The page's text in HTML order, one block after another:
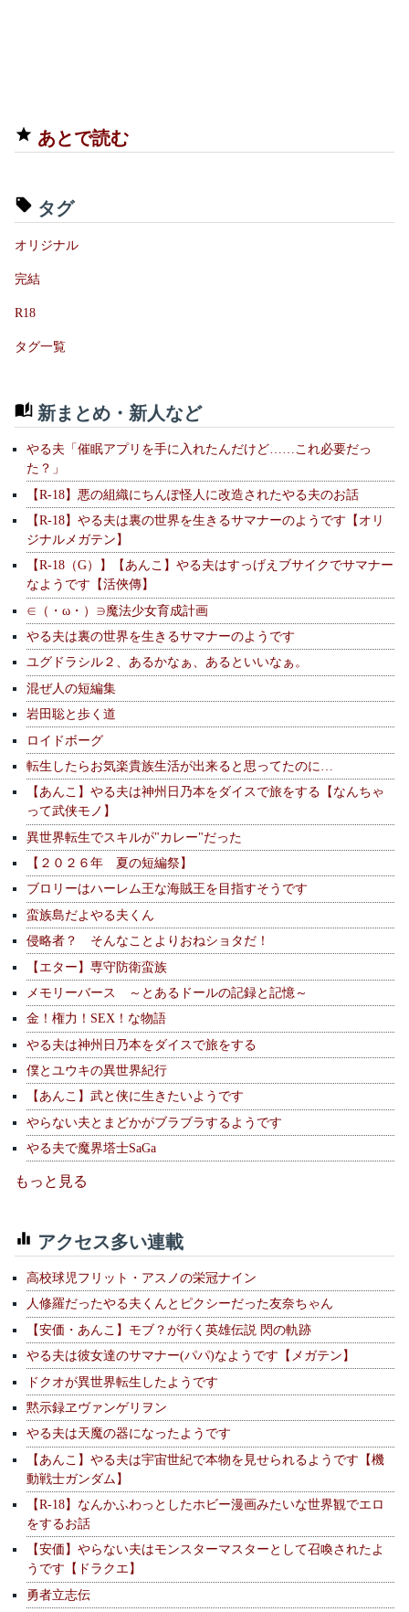
あとで読む
タグ
オリジナル
完結
R18
タグ一覧
新まとめ・新人など
やる夫「催眠アプリを手に入れたんだけど……これ必要だっ
た？」
【R-18】悪の組織にちんぽ怪人に改造されたやる夫のお話
【R-18】やる夫は裏の世界を生きるサマナーのようです【オリ
ジナルメガテン】
【R-18（G）】【あんこ】やる夫はすっげえブサイクでサマナー
なようです【活俠傳】
∈（・ω・）∋魔法少女育成計画
やる夫は裏の世界を生きるサマナーのようです
ユグドラシル２、あるかなぁ、あるといいなぁ。
混ぜ人の短編集
岩田聡と歩く道
ロイドボーグ
転生したらお気楽貴族生活が出来ると思ってたのに…
【あんこ】やる夫は神州日乃本をダイスで旅をする【なんちゃ
って武侠モノ】
異世界転生でスキルが"カレー"だった
【２０２６年 夏の短編祭】
ブロリーはハーレム王な海賊王を目指すそうです
蛮族島だよやる夫くん
侵略者？ そんなことよりおねショタだ！
【エター】専守防衛蛮族
メモリーバース ～とあるドールの記録と記憶～
金！権力！SEX！な物語
やる夫は神州日乃本をダイスで旅をする
僕とユウキの異世界紀行
【あんこ】武と侠に生きたいようです
やらない夫とまどかがブラブラするようです
やる夫で魔界塔士SaGa
もっと見る
アクセス多い連載
高校球児フリット・アスノの栄冠ナイン
人修羅だったやる夫くんとピクシーだった友奈ちゃん
【安価・あんこ】モブ？が行く英雄伝説 閃の軌跡
やる夫は彼女達のサマナー(パパ)なようです【メガテン】
ドクオが異世界転生したようです
黙示録ヱヴァンゲリヲン
やる夫は天魔の器になったようです
【あんこ】やる夫は宇宙世紀で本物を見せられるようです【機
動戦士ガンダム】
【R-18】なんかふわっとしたホビー漫画みたいな世界観でエロ
をするお話
【安価】やらない夫はモンスターマスターとして召喚されたよ
うです【ドラクエ】
勇者立志伝